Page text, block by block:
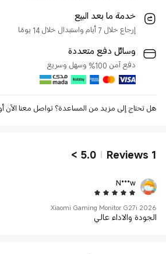
خدمة ما بعد البيع
إرجاع خلال 7 أيام واستبدال خلال 14 يومًا
وسائل دفع متعددة
دفع آمن 100% وسهل وسريع
هل تحتاج إلى مزيد من المساعدة؟ تواصل معنا الآن
1
Reviews
5.0
>
N***w
5 Star
Xiaomi Gaming Monitor G27i 2026
الجودة والاداء عالي